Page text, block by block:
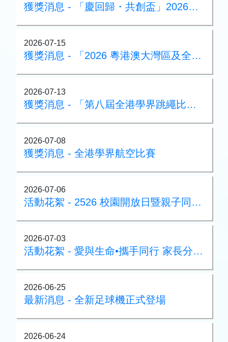
獲獎消息 - 「慶回歸・共創盃」2026中國香港國際雜耍比賽
2026-07-15
獲獎消息 - 「2026 粵港澳大灣區及全港校際武術公開賽」
2026-07-13
獲獎消息 - 「第八屆全港學界跳繩比賽」
2026-07-08
獲獎消息 - 全港學界航空比賽
2026-07-06
活動花絮 - 2526 校園開放日暨親子同樂日
2026-07-03
活動花絮 - 愛與生命•攜手同行 家長分享會
2026-06-25
最新消息 - 全新足球機正式登場
2026-06-24